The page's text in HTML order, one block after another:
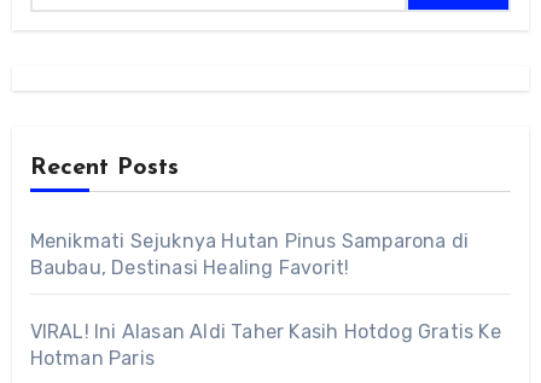
Recent Posts
Menikmati Sejuknya Hutan Pinus Samparona di
Baubau, Destinasi Healing Favorit!
VIRAL! Ini Alasan Aldi Taher Kasih Hotdog Gratis Ke
Hotman Paris